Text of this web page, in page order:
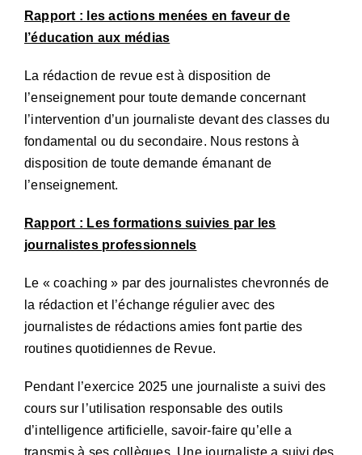
Rapport : les actions menées en faveur de
l’éducation aux médias
La rédaction de revue est à disposition de
l’enseignement pour toute demande concernant
l’intervention d’un journaliste devant des classes du
fondamental ou du secondaire. Nous restons à
disposition de toute demande émanant de
l’enseignement.
Rapport : Les formations suivies par les
journalistes professionnels
Le « coaching » par des journalistes chevronnés de
la rédaction et l’échange régulier avec des
journalistes de rédactions amies font partie des
routines quotidiennes de Revue.
Pendant l’exercice 2025 une journaliste a suivi des
cours sur l’utilisation responsable des outils
d’intelligence artificielle, savoir-faire qu’elle a
transmis à ses collègues. Une journaliste a suivi des